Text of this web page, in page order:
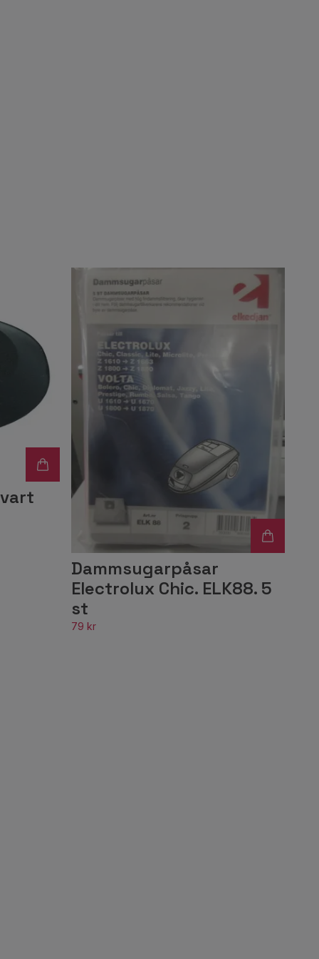
Dammsugarpåsar
Electrolux Chic. ELK88. 5
st
79 kr